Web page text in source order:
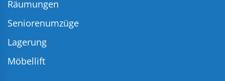
Räumungen
Seniorenumzüge
Lagerung
Möbellift